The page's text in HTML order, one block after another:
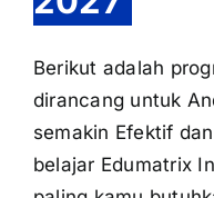
Berikut adalah
dirancang untuk
semakin Efektif
belajar Edumatrix